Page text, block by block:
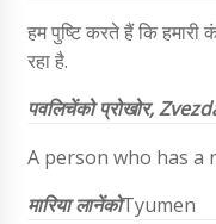
हम पुष्टि करते हैं कि
रहा है.
पवलिचेंको प्रोखोर,
A person who has a
मारिया लानेंकोTyumen